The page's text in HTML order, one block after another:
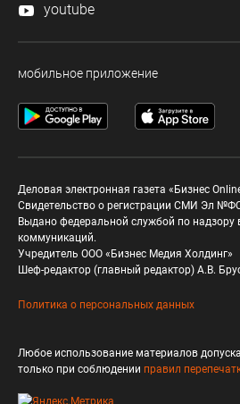
youtube
мобильное приложение
Деловая электронная газета «Бизнес
Свидетельство о регистрации СМИ Эл
Выдано федеральной службой по надзору
коммуникаций.
Учредитель ООО «Бизнес Медия Холдинг»
Шеф-редактор (главный редактор) А.В.
Политика о персональных данных
Любое использование материалов
только при соблюдении правил